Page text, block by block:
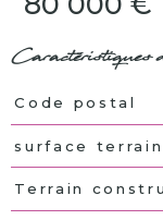
Caractéristiques
Caractéristiques
Code postal
surface terrain
Terrain